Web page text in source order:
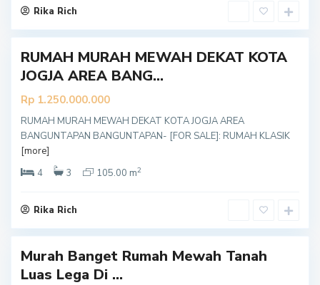
Rika Rich
u
RUMAH MURAH MEWAH DEKAT KOTA
JOGJA AREA BANG...
Rp 1.250.000.000
RUMAH MURAH MEWAH DEKAT KOTA JOGJA AREA
BANGUNTAPAN BANGUNTAPAN- [FOR SALE]: RUMAH KLASIK
[more]
4
3 105.00 m2
Rika Rich
B
a
n
u
Murah Banget Rumah Mewah Tanah
Luas Lega Di ...